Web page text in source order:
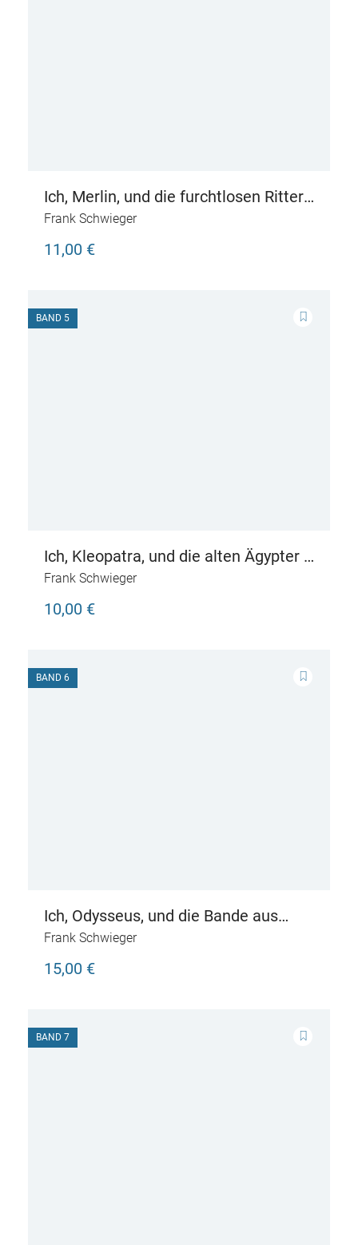
Ich, Merlin, und die furchtlosen Ritter
– Live aus dem sagenhaften
Frank Schwieger
11,00 €
BAND 5
Ich, Kleopatra, und die alten Ägypter –
Live aus dem Land der Pyramiden
Frank Schwieger
10,00 €
BAND 6
Ich, Odysseus, und die Bande aus
Troja – Live aus dem alten
Frank Schwieger
15,00 €
BAND 7